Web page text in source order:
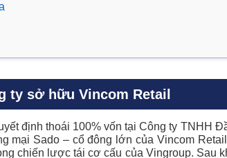
ty sở hữu Vincom Retail
định thoái 100% vốn tại Công ty TNHH
mại Sado – cổ đông lớn của Vincom
chiến lược tái cơ cấu của Vingroup. Sau